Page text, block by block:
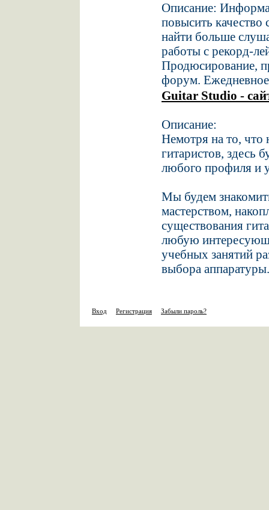
Описание:
повысить качество
найти больше
работы с рекорд-
Продюсирование,
форум.
Guitar Studio -
Описание:
Немотря на то, что
гитаристов, здесь
любого профиля и
Мы будем
мастерством,
существования
любую
учебных занятий
выбора аппаратуры.
Вход Регистрация Забыли пароль?